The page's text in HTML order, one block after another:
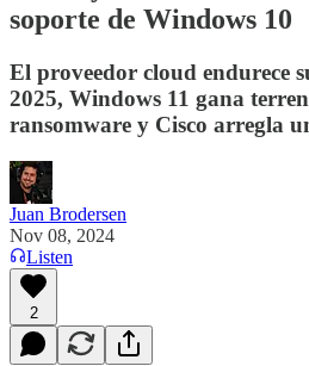
soporte de Windows 10
El proveedor cloud endurece
2025, Windows 11 gana
ransomware y Cisco arregla
Juan Brodersen
Nov 08, 2024
Listen
2